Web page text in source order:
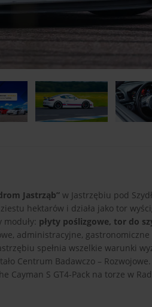
Jastrząb” w Jastrzębiu pod
hektarów i działa jako tor
płyty poślizgowe, tor do
administracyjne,
spełnia wszelkie warunki
Centrum Badawczo –
Cayman S GT4-Pack na torze w